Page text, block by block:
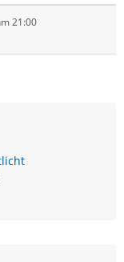
21:00